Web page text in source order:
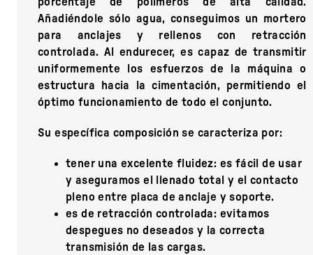
Añadiéndole sólo agua, conseguimos un mortero
para anclajes y rellenos con retracción
controlada. Al endurecer, es capaz de transmitir
uniformemente los esfuerzos de la máquina o
estructura hacia la cimentación, permitiendo el
óptimo funcionamiento de todo el conjunto.
Su específica composición se caracteriza por:
tener una excelente fluidez: es fácil de usar
y aseguramos el llenado total y el contacto
pleno entre placa de anclaje y soporte.
es de retracción controlada: evitamos
despegues no deseados y la correcta
transmisión de las cargas.